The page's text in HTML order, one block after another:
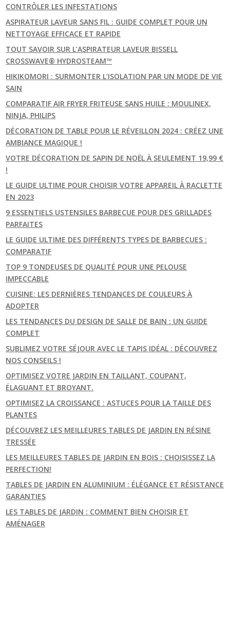
CONTRÔLER LES INFESTATIONS
ASPIRATEUR LAVEUR SANS FIL : GUIDE COMPLET POUR UN
NETTOYAGE EFFICACE ET RAPIDE
TOUT SAVOIR SUR L’ASPIRATEUR LAVEUR BISSELL
CROSSWAVE® HYDROSTEAM™
HIKIKOMORI : SURMONTER L’ISOLATION PAR UN MODE DE VIE
SAIN
COMPARATIF AIR FRYER FRITEUSE SANS HUILE : MOULINEX,
NINJA, PHILIPS
DÉCORATION DE TABLE POUR LE RÉVEILLON 2024 : CRÉEZ UNE
AMBIANCE MAGIQUE !
VOTRE DÉCORATION DE SAPIN DE NOËL À SEULEMENT 19,99 €
!
LE GUIDE ULTIME POUR CHOISIR VOTRE APPAREIL À RACLETTE
EN 2023
9 ESSENTIELS USTENSILES BARBECUE POUR DES GRILLADES
PARFAITES
LE GUIDE ULTIME DES DIFFÉRENTS TYPES DE BARBECUES :
COMPARATIF
TOP 9 TONDEUSES DE QUALITÉ POUR UNE PELOUSE
IMPECCABLE
CUISINE: LES DERNIÈRES TENDANCES DE COULEURS À
ADOPTER
LES TENDANCES DU DESIGN DE SALLE DE BAIN : UN GUIDE
COMPLET
SUBLIMEZ VOTRE SÉJOUR AVEC LE TAPIS IDÉAL : DÉCOUVREZ
NOS CONSEILS !
OPTIMISEZ VOTRE JARDIN EN TAILLANT, COUPANT,
ÉLAGUANT ET BROYANT.
OPTIMISEZ LA CROISSANCE : ASTUCES POUR LA TAILLE DES
PLANTES
DÉCOUVREZ LES MEILLEURES TABLES DE JARDIN EN RÉSINE
TRESSÉE
LES MEILLEURES TABLES DE JARDIN EN BOIS : CHOISISSEZ LA
PERFECTION!
TABLES DE JARDIN EN ALUMINIUM : ÉLÉGANCE ET RÉSISTANCE
GARANTIES
LES TABLES DE JARDIN : COMMENT BIEN CHOISIR ET
AMÉNAGER